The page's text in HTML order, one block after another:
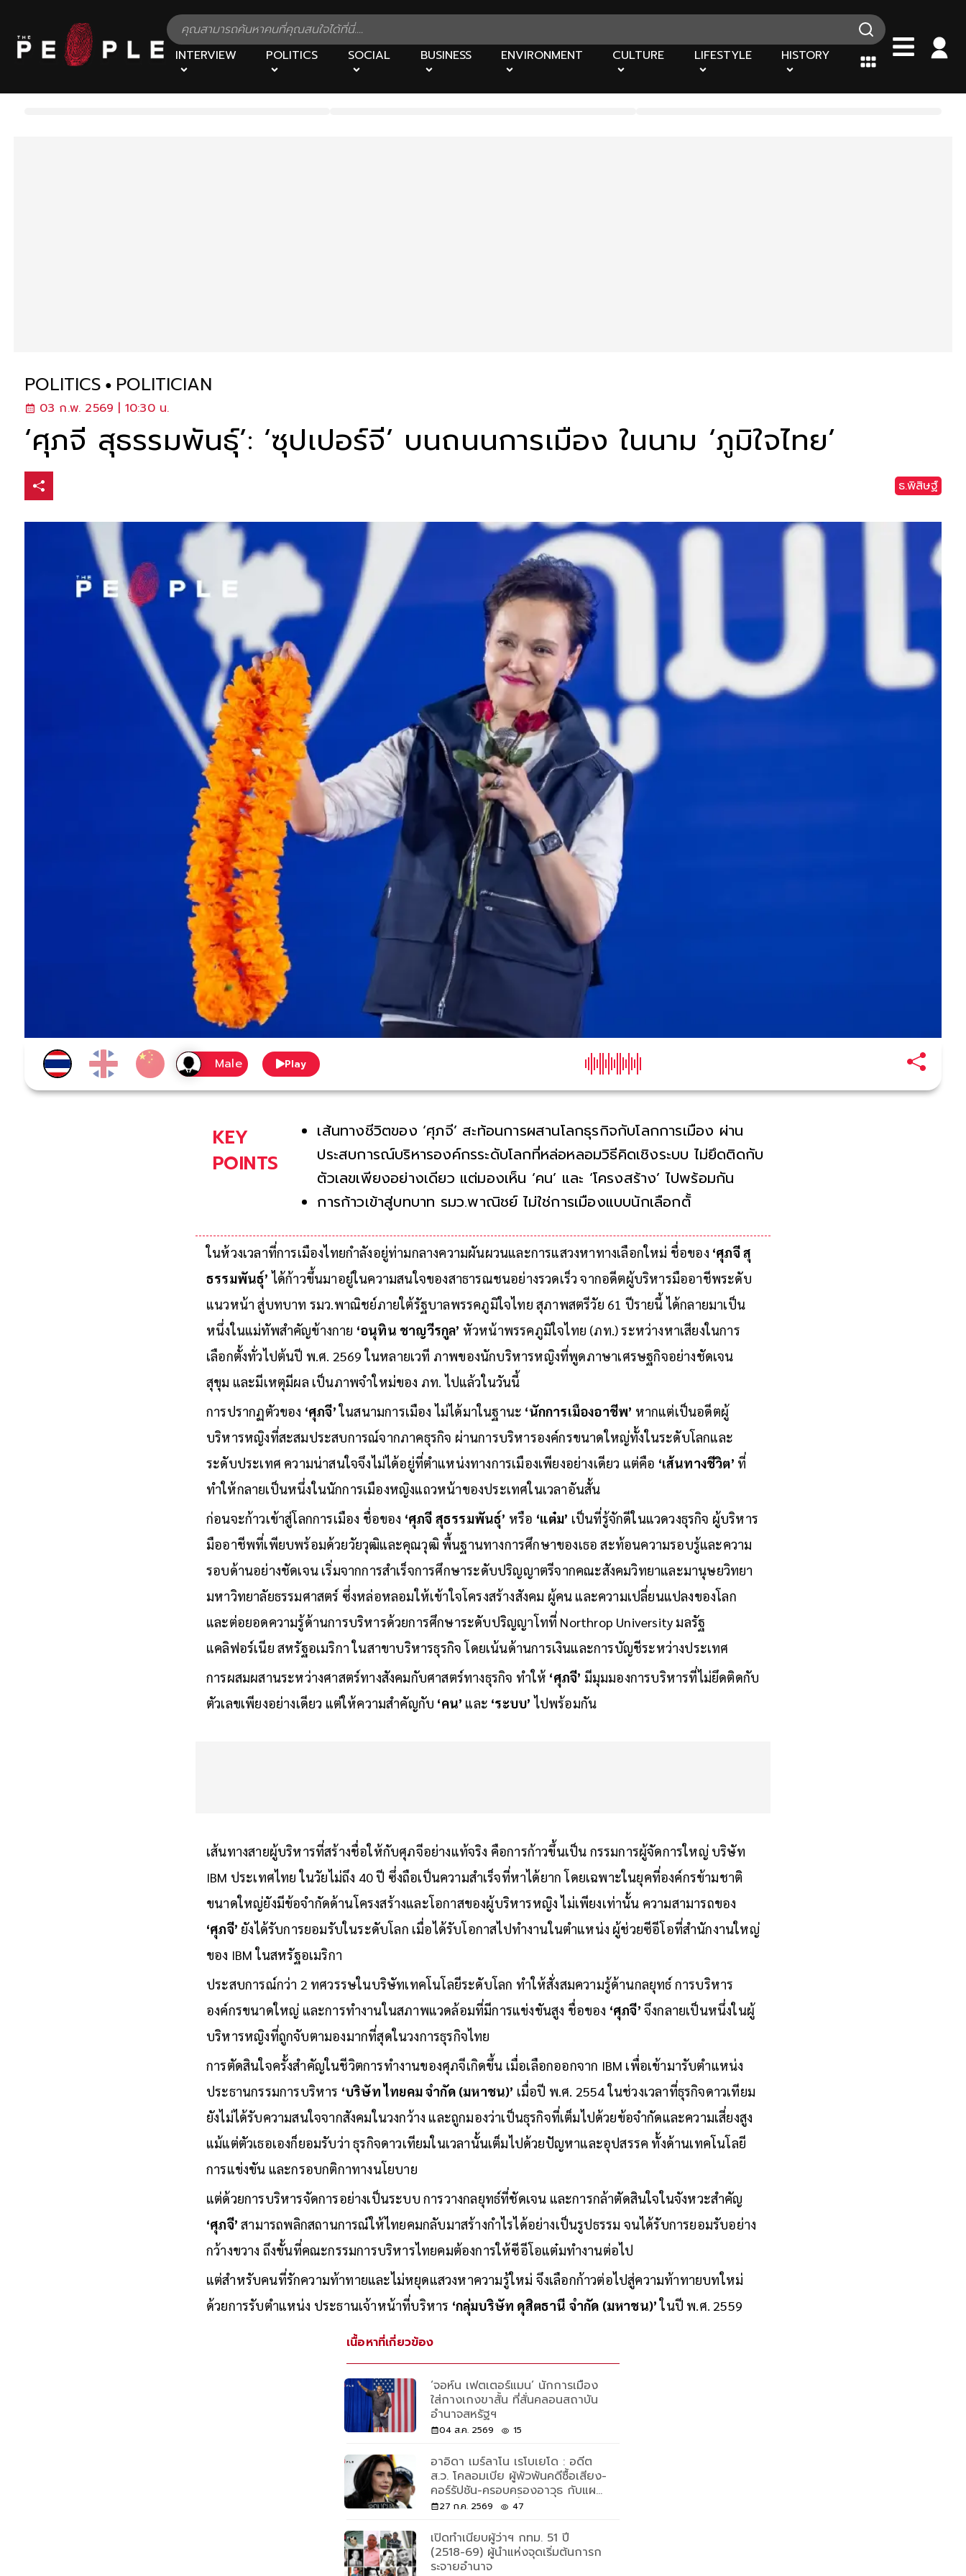
INTERVIEW POLITICS SOCIAL BUSINESS ENVIRONMENT CULTURE LIFESTYLE HISTORY
POLITICS POLITICIAN
03 ก.พ. 2569 | 10:30 น.
‘ศุภจี สุธรรมพันธุ์’: ‘ซุปเปอร์จี’ บนถนนการเมือง ในนาม ‘ภูมิใจไทย’
ธ.พิสิษฐ์
Play
KEY
POINTS
เส้นทางชีวิตของ ‘ศุภจี’ สะท้อนการผสานโลกธุรกิจกับโลกการเมือง ผ่าน
ประสบการณ์บริหารองค์กรระดับโลกที่หล่อหลอมวิธีคิดเชิงระบบ ไม่ยึดติดกับ
ตัวเลขเพียงอย่างเดียว แต่มองเห็น ‘คน’ และ ‘โครงสร้าง’ ไปพร้อมกัน
การก้าวเข้าสู่บทบาท รมว.พาณิชย์ ไม่ใช่การเมืองแบบนักเลือกตั้ง หาก
ในห้วงเวลาที่การเมืองไทยกำลังอยู่ท่ามกลางความผันผวนและการแสวงหาทางเลือกใหม่ ชื่อของ‘ศุภจี สุ
ธรรมพันธุ์’ได้ก้าวขึ้นมาอยู่ในความสนใจของสาธารณชนอย่างรวดเร็ว จากอดีตผู้บริหารมืออาชีพระดับ
แนวหน้า สู่บทบาท รมว.พาณิชย์ภายใต้รัฐบาลพรรคภูมิใจไทย สุภาพสตรีวัย 61 ปีรายนี้ ได้กลายมาเป็น
หนึ่งในแม่ทัพสำคัญข้างกาย‘อนุทิน ชาญวีรกูล’หัวหน้าพรรคภูมิใจไทย (ภท.) ระหว่างหาเสียงในการ
เลือกตั้งทั่วไปต้นปี พ.ศ. 2569 ในหลายเวที ภาพของนักบริหารหญิงที่พูดภาษาเศรษฐกิจอย่างชัดเจน
สุขุม และมีเหตุมีผล เป็นภาพจำใหม่ของ ภท. ไปแล้วในวันนี้
การปรากฏตัวของ‘ศุภจี’ในสนามการเมือง ไม่ได้มาในฐานะ‘นักการเมืองอาชีพ’หากแต่เป็นอดีตผู้
บริหารหญิงที่สะสมประสบการณ์จากภาคธุรกิจ ผ่านการบริหารองค์กรขนาดใหญ่ทั้งในระดับโลกและ
ระดับประเทศ ความน่าสนใจจึงไม่ได้อยู่ที่ตำแหน่งทางการเมืองเพียงอย่างเดียว แต่คือ
ทำให้กลายเป็นหนึ่งในนักการเมืองหญิงแถวหน้าของประเทศในเวลาอันสั้น
ก่อนจะก้าวเข้าสู่โลกการเมือง ชื่อของ‘ศุภจี สุธรรมพันธุ์’หรือ‘แต๋ม’เป็นที่รู้จักดีในแวดวงธุรกิจ ผู้บริหาร
มืออาชีพที่เพียบพร้อมด้วยวัยวุฒิและคุณวุฒิ พื้นฐานทางการศึกษาของเธอ สะท้อนความรอบรู้และความ
รอบด้านอย่างชัดเจน เริ่มจากการสำเร็จการศึกษาระดับปริญญาตรีจากคณะสังคมวิทยาและมานุษยวิทยา
มหาวิทยาลัยธรรมศาสตร์ ซึ่งหล่อหลอมให้เข้าใจโครงสร้างสังคม ผู้คน และความเปลี่ยนแปลงของโลก
และต่อยอดความรู้ด้านการบริหารด้วยการศึกษาระดับปริญญาโทที่ Northrop University มลรัฐ
แคลิฟอร์เนีย สหรัฐอเมริกา ในสาขาบริหารธุรกิจ โดยเน้นด้านการเงินและการบัญชีระหว่างประเทศ
การผสมผสานระหว่างศาสตร์ทางสังคมกับศาสตร์ทางธุรกิจ ทำให้‘ศุภจี’มีมุมมองการบริหารที่ไม่ยึดติดกับ
เส้นทางสายผู้บริหารที่สร้างชื่อให้กับศุภจีอย่างแท้จริง คือการก้าวขึ้นเป็น กรรมการผู้จัดการใหญ่ บริษัท
IBM ประเทศไทย ในวัยไม่ถึง 40 ปี ซึ่งถือเป็นความสำเร็จที่หาได้ยาก โดยเฉพาะในยุคที่องค์กรข้ามชาติ
ขนาดใหญ่ยังมีข้อจำกัดด้านโครงสร้างและโอกาสของผู้บริหารหญิง ไม่เพียงเท่านั้น ความสามารถของ
‘ศุภจี’ยังได้รับการยอมรับในระดับโลก เมื่อได้รับโอกาสไปทำงานในตำแหน่ง ผู้ช่วยซีอีโอที่สำนักงานใหญ่
ของ IBM ในสหรัฐอเมริกา
ประสบการณ์กว่า 2 ทศวรรษในบริษัทเทคโนโลยีระดับโลก ทำให้สั่งสมความรู้ด้านกลยุทธ์ การบริหาร
องค์กรขนาดใหญ่ และการทำงานในสภาพแวดล้อมที่มีการแข่งขันสูง ชื่อของ
บริหารหญิงที่ถูกจับตามองมากที่สุดในวงการธุรกิจไทย
การตัดสินใจครั้งสำคัญในชีวิตการทำงานของศุภจีเกิดขึ้น เมื่อเลือกออกจาก IBM เพื่อเข้ามารับตำแหน่ง
ประธานกรรมการบริหาร‘บริษัท ไทยคม จำกัด (มหาชน)’เมื่อปี พ.ศ. 2554 ในช่วงเวลาที่ธุรกิจดาวเทียม
ยังไม่ได้รับความสนใจจากสังคมในวงกว้าง และถูกมองว่าเป็นธุรกิจที่เต็มไปด้วยข้อจำกัดและความเสี่ยงสูง
แม้แต่ตัวเธอเองก็ยอมรับว่า ธุรกิจดาวเทียมในเวลานั้นเต็มไปด้วยปัญหาและอุปสรรค ทั้งด้านเทคโนโลยี
การแข่งขัน และกรอบกติกาทางนโยบาย
แต่ด้วยการบริหารจัดการอย่างเป็นระบบ การวางกลยุทธ์ที่ชัดเจน และการกล้าตัดสินใจในจังหวะสำคัญ
‘ศุภจี’สามารถพลิกสถานการณ์ให้ไทยคมกลับมาสร้างกำไรได้อย่างเป็นรูปธรรม จนได้รับการยอมรับอย่าง
กว้างขวาง ถึงขั้นที่คณะกรรมการบริหารไทยคมต้องการให้ซีอีโอแต๋มทำงานต่อไป
แต่สำหรับคนที่รักความท้าทายและไม่หยุดแสวงหาความรู้ใหม่ จึงเลือกก้าวต่อไปสู่ความท้าทายบทใหม่
เนื้อหาที่เกี่ยวข้อง
‘จอห์น เฟตเตอร์แมน’ นักการเมือง
ใส่กางเกงขาสั้น ที่สั่นคลอนสถาบัน
อำนาจสหรัฐฯ
04 ส.ค. 2569
อาอิดา เมร์ลาโน เรโบเยโด : อดีต
ส.ว. โคลอมเบีย ผู้พัวพันคดีซื้อเสียง-
คอร์รัปชัน-ครอบครองอาวุธ กับแผน
โรยตัวแหกคุก 3 ชั้นที่ฮอลลีวูดยัง
ต้องทึ่ง
27 ก.ค. 2569
เปิดทำเนียบผู้ว่าฯ กทม. 51 ปี